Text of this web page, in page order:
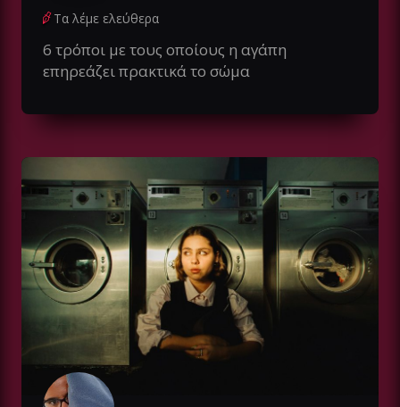
Τα λέμε ελεύθερα
6 τρόποι με τους οποίους η αγάπη
επηρεάζει πρακτικά το σώμα